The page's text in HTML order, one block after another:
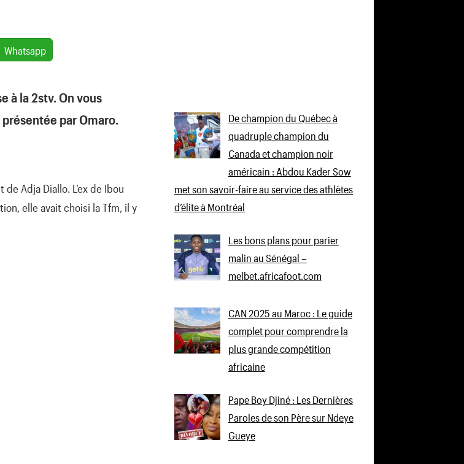
Whatsapp
à la 2stv. On vous
par Omaro.
Adja Diallo. L’ex de Ibou
elle avait choisi la Tfm, il y
De champion du Québec à
quadruple champion du
Canada et champion noir
américain : Abdou Kader Sow
met son savoir-faire au service des athlètes
d’élite à Montréal
Les bons plans pour parier
malin au Sénégal –
melbet.africafoot.com
CAN 2025 au Maroc : Le guide
complet pour comprendre la
plus grande compétition
africaine
Pape Boy Djiné : Les Dernières
Paroles de son Père sur Ndeye
Gueye